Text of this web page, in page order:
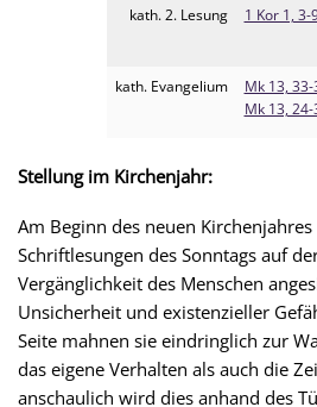
kath. 2. Lesung
kath. Evangelium
1 Kor 1, 3-
Mk 13, 33-
Mk 13, 24-
Stellung im Kirchenjahr:
Am Beginn des neuen
Schriftlesungen des Sonntags auf
Vergänglichkeit des Menschen
Unsicherheit und existenzieller
Seite mahnen sie eindringlich zur
das eigene Verhalten als auch die
anschaulich wird dies anhand des